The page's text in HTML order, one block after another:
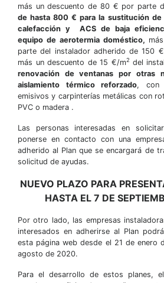
más un descuento de 80 € por parte
de hasta 800 € para la sustitución de
calefacción y ACS de baja
equipo de aerotermia doméstico,
parte del instalador adherido de 150 €
más un descuento de 15 €/m2 del
renovación de ventanas
por otras
aislamiento térmico reforzado, con
emisivos y carpinterías metálicas con
PVC o madera .
Las personas interesadas en
ponerse en contacto con una
adherido al Plan que se encargará de
solicitud de ayudas.
NUEVO PLAZO PARA
HASTA EL 7 DE
Por otro lado, las empresas
interesados en adherirse al Plan
esta página web desde el 21 de enero
agosto de 2020.
Para el desarrollo de estos planes,